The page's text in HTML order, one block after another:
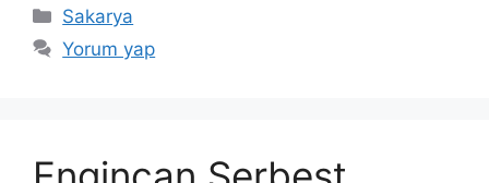
Kategoriler
Sakarya
Yorum yap